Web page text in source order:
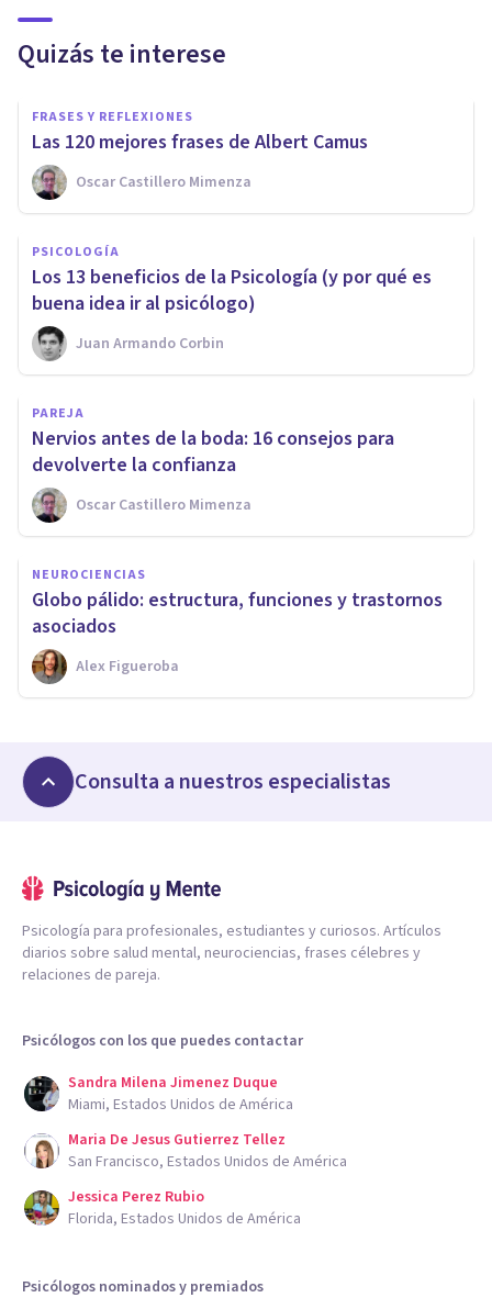
Quizás te interese
FRASES Y REFLEXIONES
Las 120 mejores frases de Albert Camus
Oscar Castillero Mimenza
PSICOLOGÍA
Los 13 beneficios de la Psicología (y por qué es
buena idea ir al psicólogo)
Juan Armando Corbin
PAREJA
Nervios antes de la boda: 16 consejos para
devolverte la confianza
Oscar Castillero Mimenza
NEUROCIENCIAS
Globo pálido: estructura, funciones y trastornos
asociados
Alex Figueroba
Consulta a nuestros especialistas
Psicología para profesionales, estudiantes y curiosos. Artículos
diarios sobre salud mental, neurociencias, frases célebres y
relaciones de pareja.
Psicólogos con los que puedes contactar
Sandra Milena Jimenez Duque
Miami, Estados Unidos de América
Maria De Jesus Gutierrez Tellez
San Francisco, Estados Unidos de América
Jessica Perez Rubio
Florida, Estados Unidos de América
Psicólogos nominados y premiados